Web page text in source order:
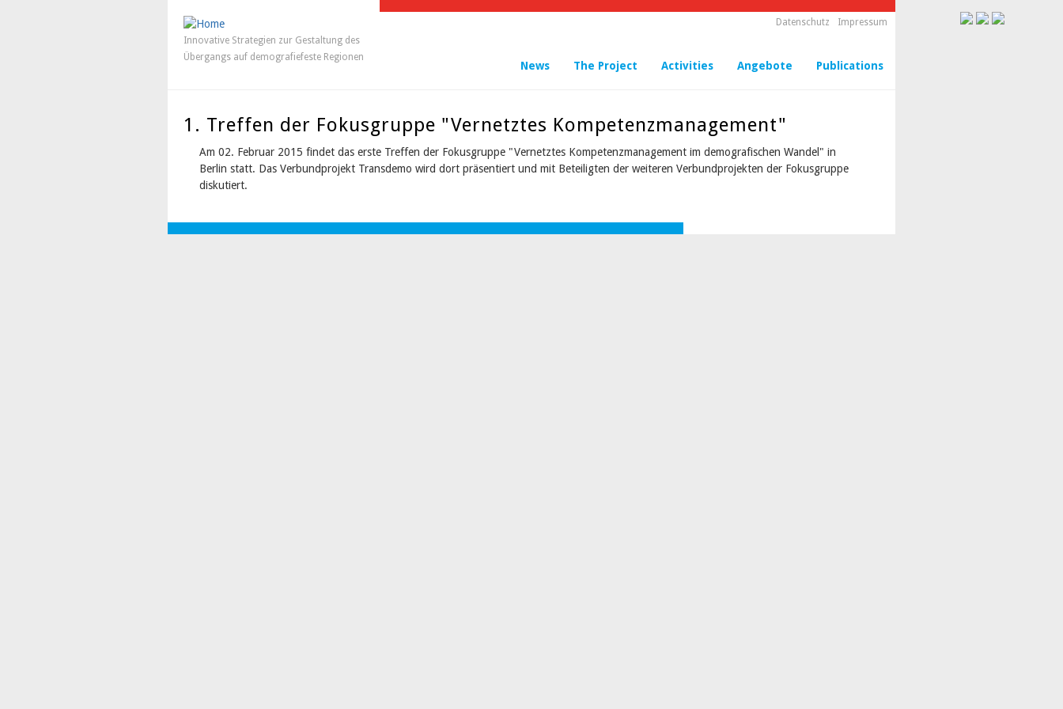
Innovative Strategien zur Gestaltung des
Übergangs auf demografiefeste Regionen
Datenschutz Impressum
News The Project Activities Angebote Publications
1. Treffen der Fokusgruppe "Vernetztes Kompetenzmanagement"
Am 02. Februar 2015 findet das erste Treffen der Fokusgruppe "Vernetztes Kompetenzmanagement im demografischen Wandel" in
Berlin statt. Das Verbundprojekt Transdemo wird dort präsentiert und mit Beteiligten der weiteren Verbundprojekten der Fokusgruppe
diskutiert.